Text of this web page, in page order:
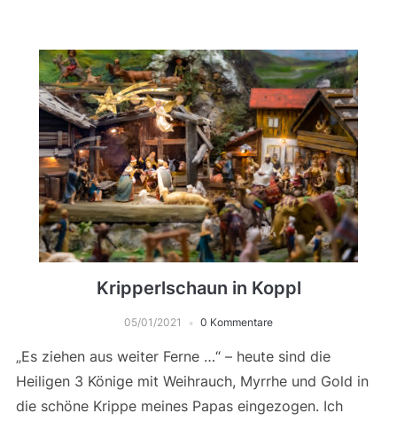
Kripperlschaun in Koppl
05/01/2021 0 Kommentare
„Es ziehen aus weiter Ferne …“ – heute sind die
Heiligen 3 Könige mit Weihrauch, Myrrhe und Gold in
die schöne Krippe meines Papas eingezogen. Ich